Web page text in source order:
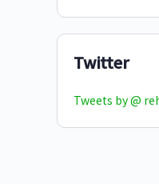
Twitter
Tweets by @